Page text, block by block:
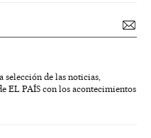
selección de las noticias,
EL PAÍS con los acontecimientos